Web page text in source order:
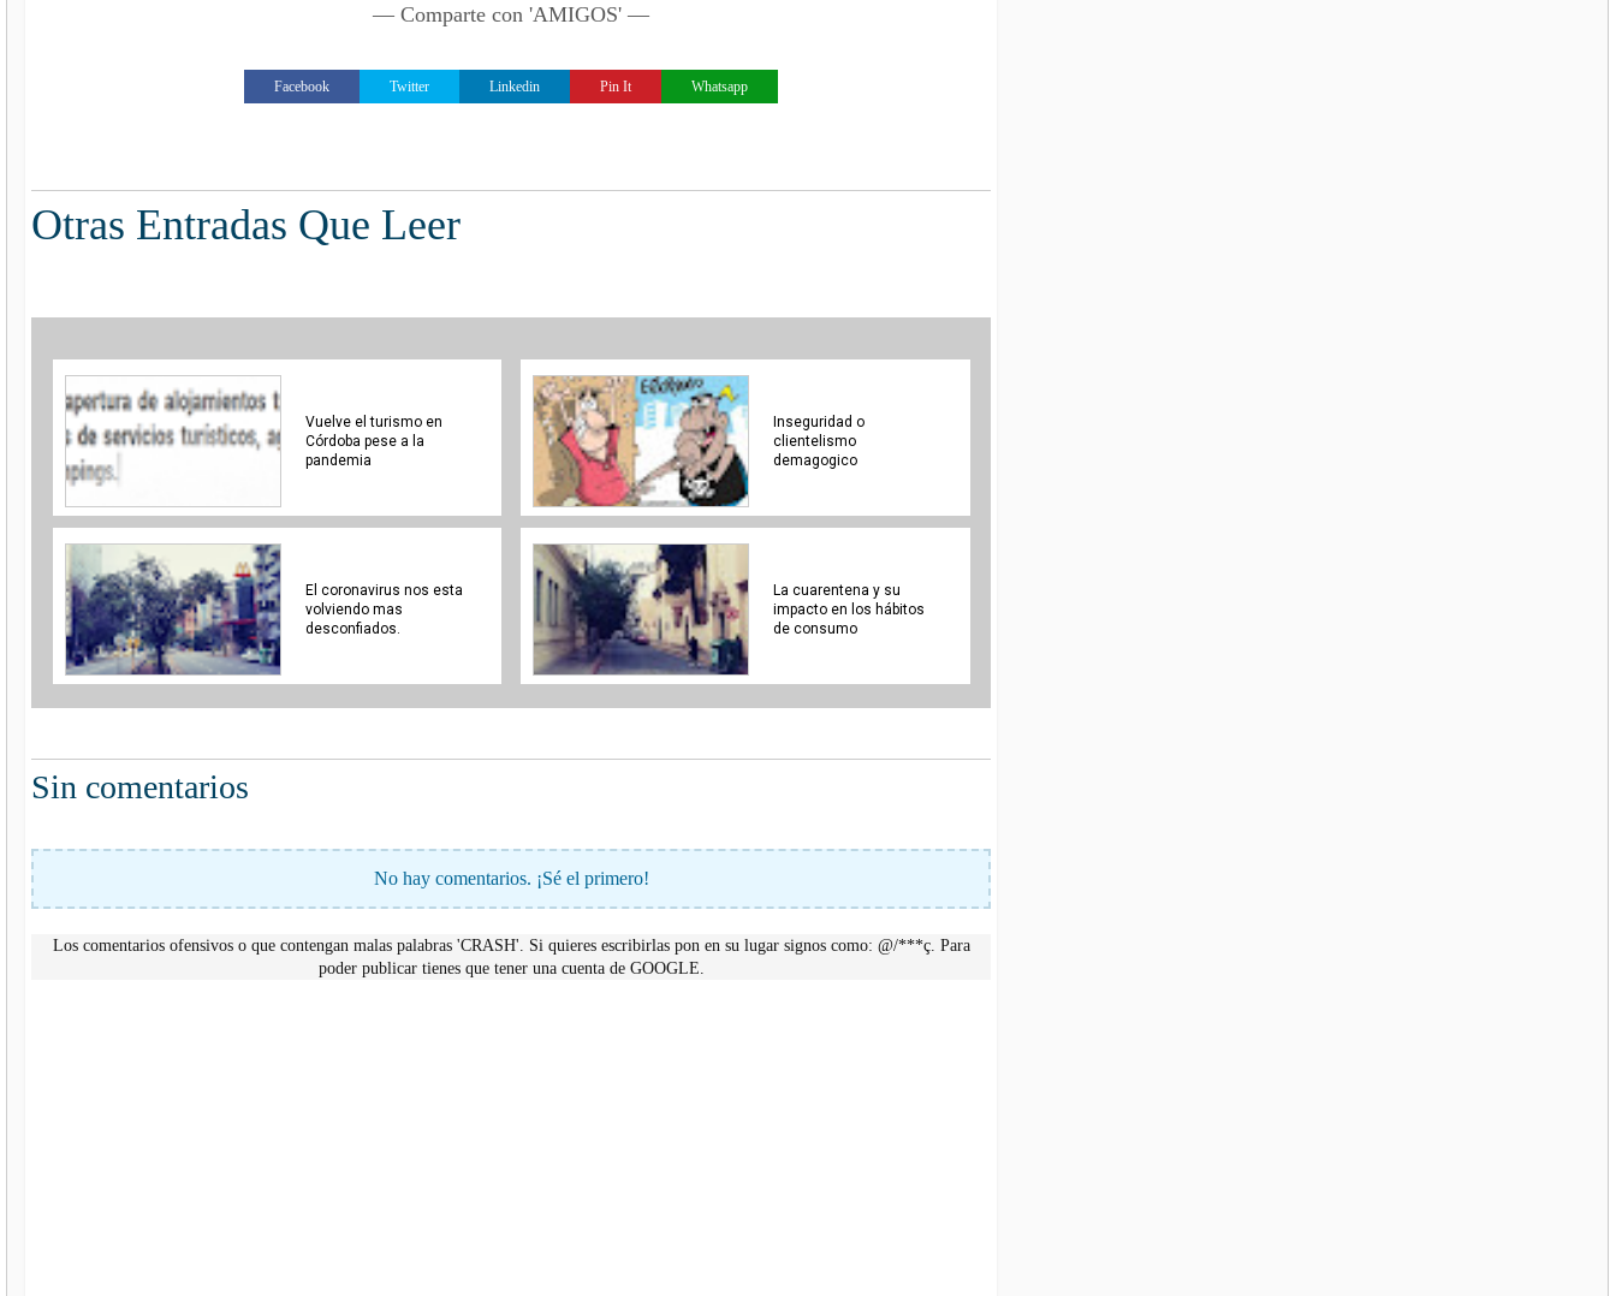
— Comparte con 'AMIGOS' —
Facebook Twitter Linkedin Pin It Whatsapp
Otras Entradas Que Leer
Vuelve el turismo en
Córdoba pese a la
pandemia
Inseguridad o
clientelismo
demagogico
El coronavirus nos esta
volviendo mas
desconfiados.
La cuarentena y su
impacto en los hábitos
de consumo
Sin comentarios
No hay comentarios. ¡Sé el primero!
Los comentarios ofensivos o que contengan malas palabras 'CRASH'. Si quieres escribirlas pon en su lugar signos como: @/***ç. Para
poder publicar tienes que tener una cuenta de GOOGLE.